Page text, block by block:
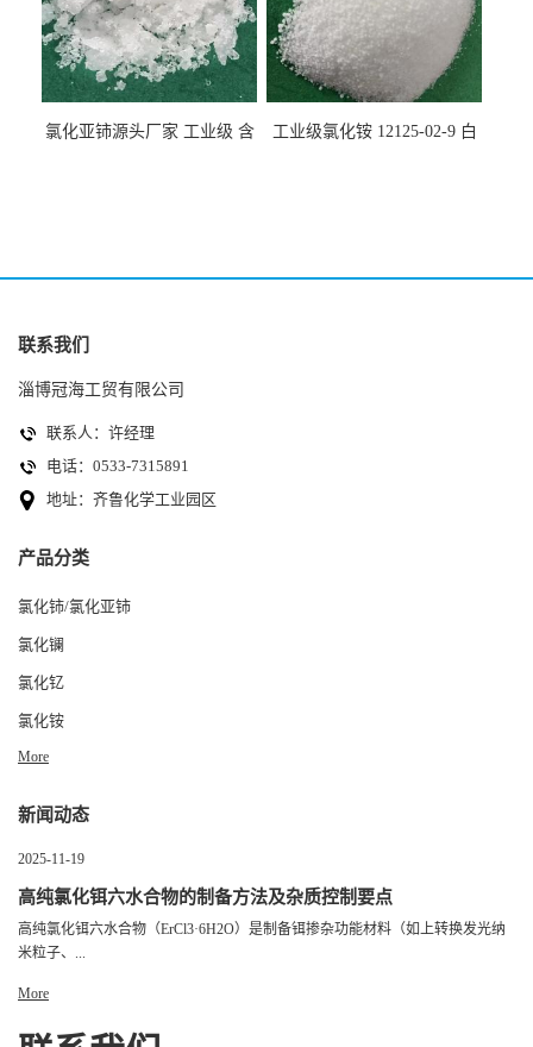
氯化亚铈源头厂家 工业级 含
工业级氯化铵 12125-02-9 白
联系我们
淄博冠海工贸有限公司
联系人：许经理
电话：0533-7315891
地址：齐鲁化学工业园区
产品分类
氯化铈/氯化亚铈
氯化镧
氯化钇
氯化铵
More
新闻动态
2025-11-19
高纯氯化铒六水合物的制备方法及杂质控制要点
高纯氯化铒六水合物（ErCl3·6H2O）是制备铒掺杂功能材料（如上转换发光纳
米粒子、...
More